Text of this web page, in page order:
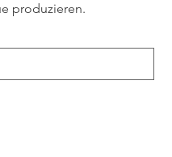
produzieren.